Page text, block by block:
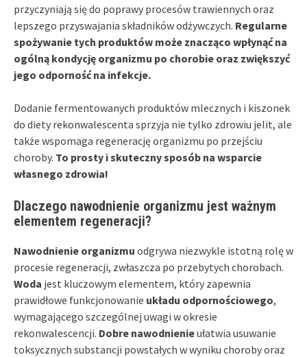
przyczyniają się do poprawy procesów trawiennych oraz
lepszego przyswajania składników odżywczych. Regularne
spożywanie tych produktów może znacząco wpłynąć na
ogólną kondycję organizmu po chorobie oraz zwiększyć
jego odporność na infekcje.
Dodanie fermentowanych produktów mlecznych i kiszonek
do diety rekonwalescenta sprzyja nie tylko zdrowiu jelit, ale
także wspomaga regenerację organizmu po przejściu
choroby. To prosty i skuteczny sposób na wsparcie
własnego zdrowia!
Dlaczego nawodnienie organizmu jest ważnym
elementem regeneracji?
Nawodnienie organizmu odgrywa niezwykle istotną rolę w
procesie regeneracji, zwłaszcza po przebytych chorobach.
Woda jest kluczowym elementem, który zapewnia
prawidłowe funkcjonowanie układu odpornościowego,
wymagającego szczególnej uwagi w okresie
rekonwalescencji. Dobre nawodnienieułatwia usuwanie
toksycznych substancji powstałych w wyniku choroby oraz